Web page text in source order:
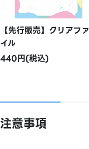
【先行販売】クリアファ
イル
440円(税込)
注意事項